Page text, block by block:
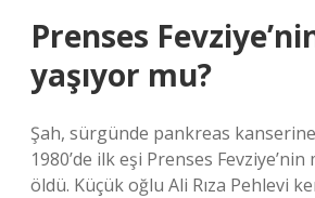
Prenses
yaşıyor mu?
Şah, sürgünde pankreas
1980’de ilk eşi Prenses
öldü. Küçük oğlu Ali Rıza Pehlevi